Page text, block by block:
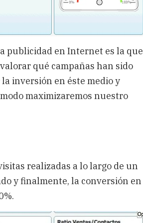
publicidad en Internet es la que
qué campañas han sido
inversión en éste medio y
maximizaremos nuestro
realizadas a lo largo de un
y finalmente, la conversión en